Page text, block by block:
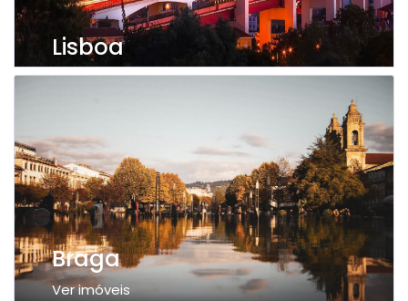
Lisboa
Ver imóveis
Braga
Ver imóveis